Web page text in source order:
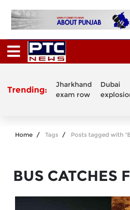
Trending:
Jharkhand
exam row
Dubai
Home Tags Posts tagged with
BUS CATCHES